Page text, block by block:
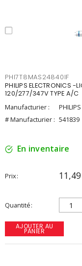
PHI7T8MAS24840IF
PHILIPS ELECTRONICS -
120/277/347V TYPE A/C
Manufacturier :
# Manufacturier : 541839
En inventaire
Prix
Quantité
AJOUTER AU
PANIER